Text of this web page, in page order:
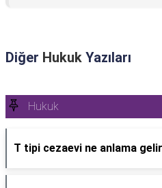
Diğer Hukuk Yazıları
Hukuk
T tipi cezaevi ne anlama